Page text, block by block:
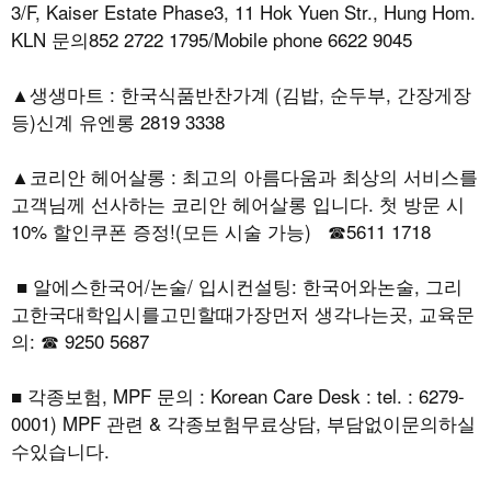
3/F, Kaiser Estate Phase3, 11 Hok Yuen Str., Hung Hom.
KLN 문의852 2722 1795/Mobile phone 6622 9045
▲생생마트 : 한국식품반찬가계 (김밥, 순두부, 간장게장
등)신계 유엔롱 2819 3338
▲코리안 헤어살롱 : 최고의 아름다움과 최상의 서비스를
고객님께 선사하는 코리안 헤어살롱 입니다. 첫 방문 시
10% 할인쿠폰 증정!(모든 시술 가능) ☎5611 1718
■ 알에스한국어/논술/ 입시컨설팅: 한국어와논술, 그리
고한국대학입시를고민할때가장먼저 생각나는곳, 교육문
의: ☎ 9250 5687
■ 각종보험, MPF 문의 : Korean Care Desk : tel. : 6279-
0001) MPF 관련 & 각종보험무료상담, 부담없이문의하실
수있습니다.